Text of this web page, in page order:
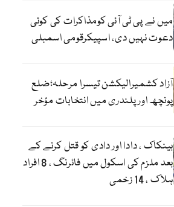
میں نے پی ٹی آئی کومذاکرات کی کوئی
دعوت نہیں دی، اسپیکرقومی اسمبلی
آزاد کشمیرالیکشن تیسرا مرحلہ؛ضلع
پونچھ اور پلندری میں انتخابات مؤخر
بینکاک ، دادا اور دادی کو قتل کرنے کے
بعد ملزم کی اسکول میں فائرنگ ، 8 افراد
ہلاک ، 14 زخمی